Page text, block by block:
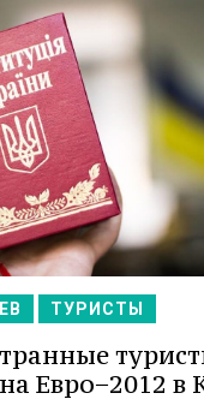
ТУРИСТЫ
Евро−2012 в